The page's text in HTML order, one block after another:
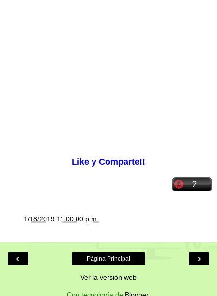
Like y Comparte!!
1/18/2019 11:00:00 p.m.
‹ ›
Página Principal
Ver la versión web